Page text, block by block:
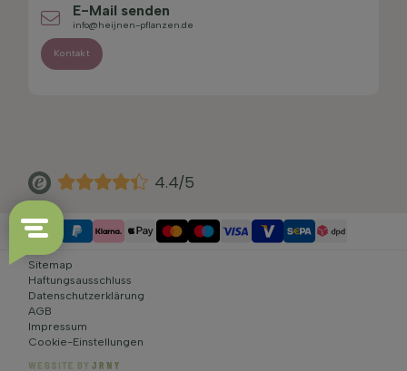
E-Mail senden
info@heijnen-pflanzen.de
Kontakt
4.4/5
Sitemap
Haftungsausschluss
Datenschutzerklärung
AGB
Impressum
Cookie-Einstellungen